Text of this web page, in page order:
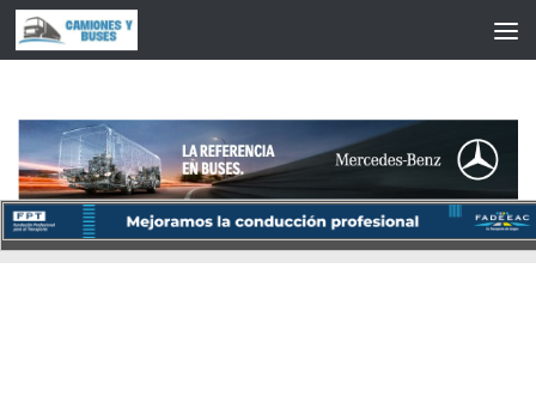
Saltar al contenido